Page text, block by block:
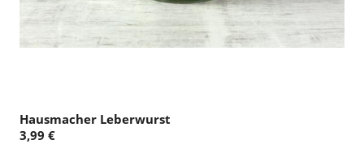
Hausmacher Leberwurst
3,99 €